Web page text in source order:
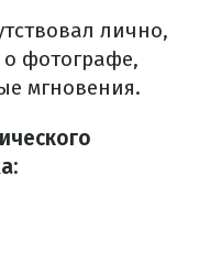
лично,
фотографе,
мгновения.